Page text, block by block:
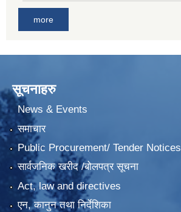
more
सूचनाहरु
News & Events
समाचार
Public Procurement/ Tender Notices
सार्वजनिक खरीद /बोलपत्र सूचना
Act, law and directives
एन, कानुन तथा निर्देशिका